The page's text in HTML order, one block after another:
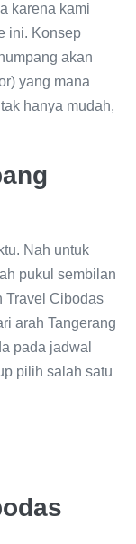
karena kami
ini. Konsep
akan
yang mana
hanya mudah,
Nah untuk
pukul sembilan
Travel Cibodas
arah Tangerang
pada jadwal
pilih salah satu